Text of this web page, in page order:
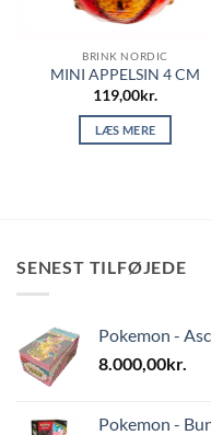
BRINK NORDIC
MINI APPELSIN 4 CM
119,00kr.
LÆS MERE
SENEST TILFØJEDE
Pokemon -
8.000,00kr.
Pokemon -